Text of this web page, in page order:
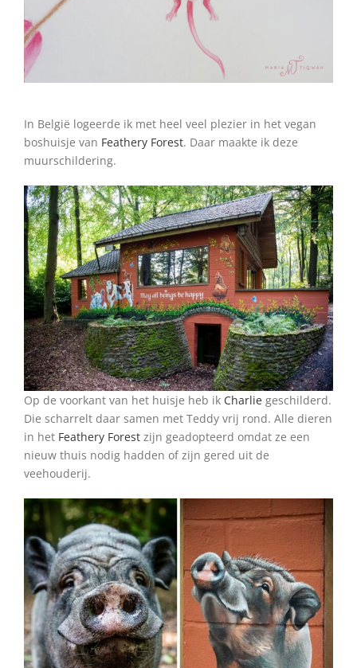
In België logeerde ik met heel veel plezier in het vegan
boshuisje van Feathery Forest. Daar maakte ik deze
muurschildering.
Op de voorkant van het huisje heb ik Charliegeschilderd.
Die scharrelt daar samen met Teddy vrij rond. Alle dieren
in het Feathery Forestzijn geadopteerd omdat ze een
nieuw thuis nodig hadden of zijn gered uit de
veehouderij.